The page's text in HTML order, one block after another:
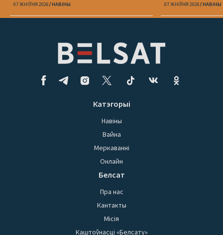
07 ЖНІЎНЯ 2026 НАВІНЫ 07 ЖНІЎНЯ 2026 НАВІНЫ
Катэгорыі
Навіны
Вайна
Меркаванні
Онлайн
Белсат
Пра нас
Кантакты
Місія
Каштоўнасці «Белсату»